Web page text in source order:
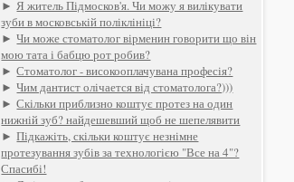
►Я житель Підмосков'я. Чи можу я вилікувати
зуби в московській поліклініці?
►Чи може стоматолог вірменин говорити що він
мою тата і бабцю рот робив?
►Стоматолог - високооплачувана професія?
►Чим дантист олічается від стоматолога?)))
►Скільки приблизно коштує протез на один
нижній зуб? найдешевший щоб не шепелявити
►Підкажіть, скільки коштує незнімне
протезування зубів за технологією "Все на 4"?
Спасибі!